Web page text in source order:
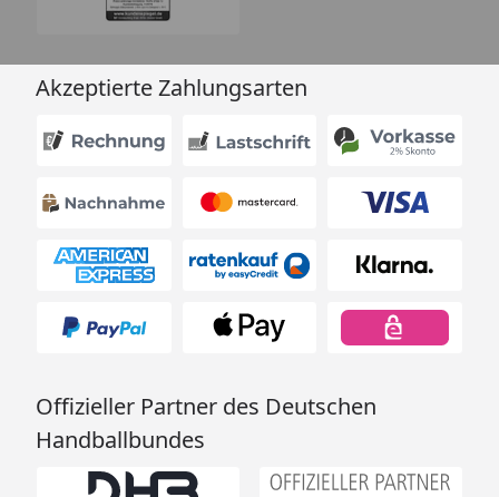
Akzeptierte Zahlungsarten
Offizieller Partner des Deutschen
Handballbundes